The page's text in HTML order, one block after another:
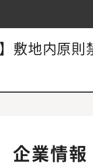
敷地内原
企業情報